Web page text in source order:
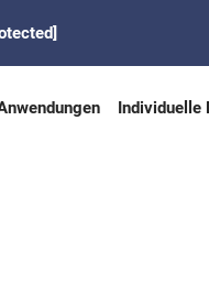
Individuelle